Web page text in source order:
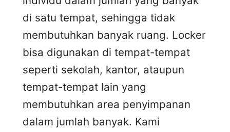
di satu tempat, sehingga tidak
membutuhkan banyak ruang. Locker
bisa digunakan di tempat-tempat
seperti sekolah, kantor, ataupun
tempat-tempat lain yang
membutuhkan area penyimpanan
dalam jumlah banyak. Kami